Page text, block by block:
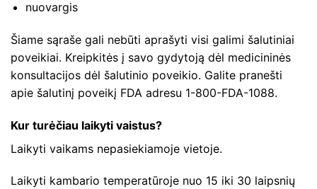
nuovargis
Šiame sąraše gali nebūti aprašyti visi galimi šalutiniai
poveikiai. Kreipkitės į savo gydytoją dėl medicininės
konsultacijos dėl šalutinio poveikio. Galite pranešti
apie šalutinį poveikį FDA adresu 1-800-FDA-1088.
Kur turėčiau laikyti vaistus?
Laikyti vaikams nepasiekiamoje vietoje.
Laikyti kambario temperatūroje nuo 15 iki 30 laipsnių